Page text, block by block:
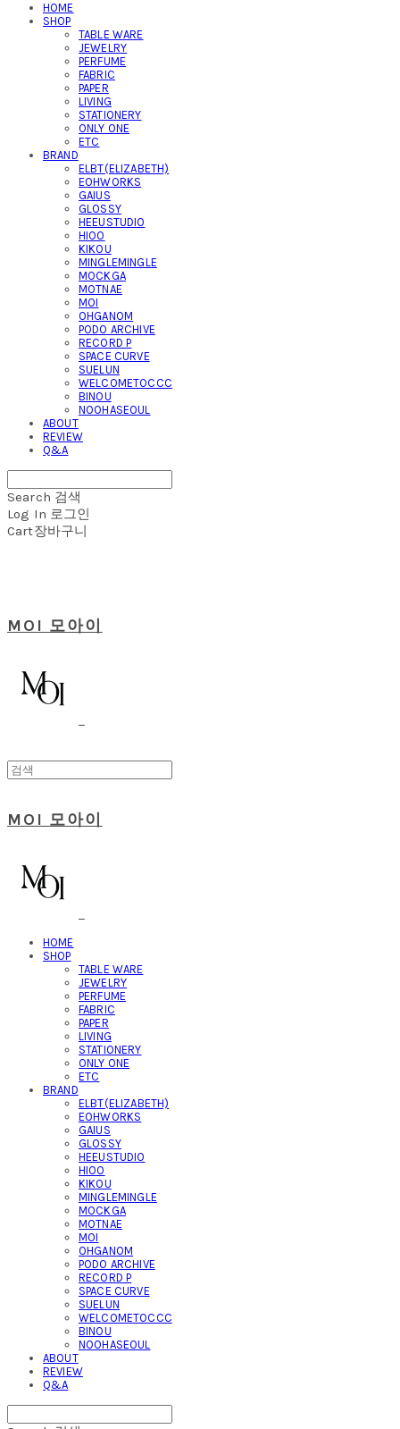
HOME
SHOP
TABLE WARE
JEWELRY
PERFUME
FABRIC
PAPER
LIVING
STATIONERY
ONLY ONE
ETC
BRAND
ELBT(ELIZABETH)
EOHWORKS
GAIUS
GLOSSY
HEEUSTUDIO
HIOO
KIKOU
MINGLEMINGLE
MOCKGA
MOTNAE
MOI
OHGANOM
PODO ARCHIVE
RECORD P
SPACE CURVE
SUELUN
WELCOMETOCCC
BINOU
NOOHASEOUL
ABOUT
REVIEW
Q&A
Search 검색
Log In 로그인
Cart장바구니
MOI 모아이
MOI 모아이
HOME
SHOP
TABLE WARE
JEWELRY
PERFUME
FABRIC
PAPER
LIVING
STATIONERY
ONLY ONE
ETC
BRAND
ELBT(ELIZABETH)
EOHWORKS
GAIUS
GLOSSY
HEEUSTUDIO
HIOO
KIKOU
MINGLEMINGLE
MOCKGA
MOTNAE
MOI
OHGANOM
PODO ARCHIVE
RECORD P
SPACE CURVE
SUELUN
WELCOMETOCCC
BINOU
NOOHASEOUL
ABOUT
REVIEW
Q&A